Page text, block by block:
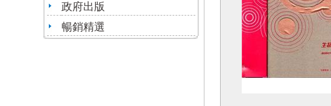
政府出版
暢銷精選